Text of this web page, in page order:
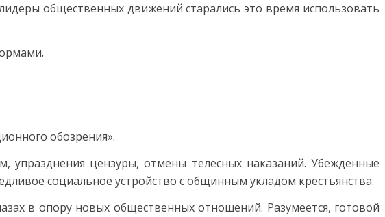
общественных движений старались это время использовать
.
обозрения».
упразднения цензуры, отмены телесных наказаний. Убежденные
социальное устройство с общинным укладом крестьянства.
в опору новых общественных отношений. Разумеется, готовой